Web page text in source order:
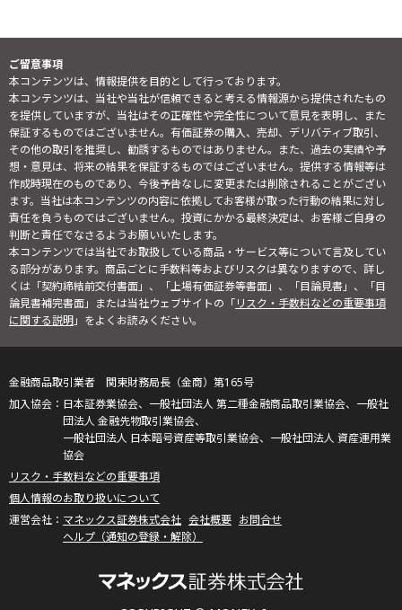
ご留意事項
本コンテンツは、情報提供を目的として行っております。
本コンテンツは、当社や当社が信頼できると考える情報源から提供されたもの
を提供していますが、当社はその正確性や完全性について意見を表明し、また
保証するものではございません。有価証券の購入、売却、デリバティブ取引、
その他の取引を推奨し、勧誘するものではありません。また、過去の実績や予
想・意見は、将来の結果を保証するものではございません。提供する情報等は
作成時現在のものであり、今後予告なしに変更または削除されることがござい
ます。当社は本コンテンツの内容に依拠してお客様が取った行動の結果に対し
責任を負うものではございません。投資にかかる最終決定は、お客様ご自身の
判断と責任でなさるようお願いいたします。
本コンテンツでは当社でお取扱している商品・サービス等について言及してい
る部分があります。商品ごとに手数料等およびリスクは異なりますので、詳し
くは「契約締結前交付書面」、「上場有価証券等書面」、「目論見書」、「目
論見書補完書面」または当社ウェブサイトの「リスク・手数料などの重要事項
に関する説明」をよくお読みください。
金融商品取引業者 関東財務局長（金商）第165号
日本証券業協会、一般社団法人 第二種金融商品取引業協会、一般社
団法人 金融先物取引業協会、
一般社団法人 日本暗号資産等取引業協会、一般社団法人 資産運用業
協会
リスク・手数料などの重要事項
個人情報のお取り扱いについて
マネックス証券株式会社 会社概要 お問合せ
ヘルプ（通知の登録・解除）